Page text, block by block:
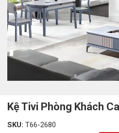
Kệ Tivi Phòng Khách
SKU: T66-2680